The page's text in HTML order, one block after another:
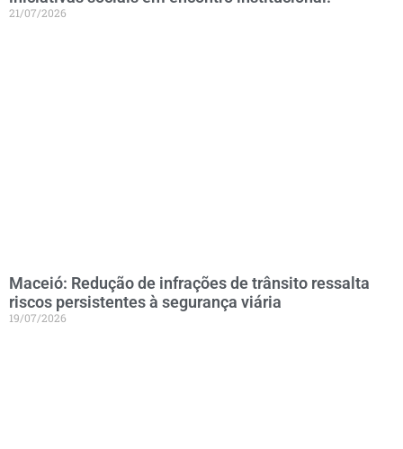
21/07/2026
Maceió: Redução de infrações de trânsito ressalta
riscos persistentes à segurança viária
19/07/2026